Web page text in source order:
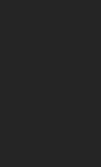
SÃO
judicial
falência
Cível do